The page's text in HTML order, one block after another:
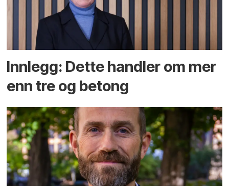
Innlegg: Dette handler om mer
enn tre og betong